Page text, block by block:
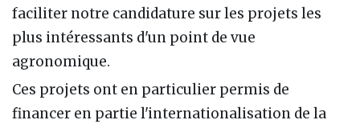
faciliter notre candidature sur les projets les
plus intéressants d'un point de vue
agronomique.
Ces projets ont en particulier permis de
financer en partie l'internationalisation de la